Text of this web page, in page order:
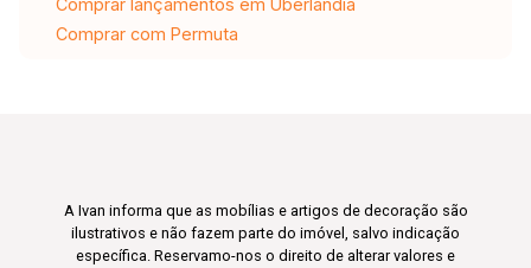
Comprar lançamentos em Uberlândia
Comprar com Permuta
A Ivan informa que as mobílias e artigos de decoração são
ilustrativos e não fazem parte do imóvel, salvo indicação
específica. Reservamo-nos o direito de alterar valores e